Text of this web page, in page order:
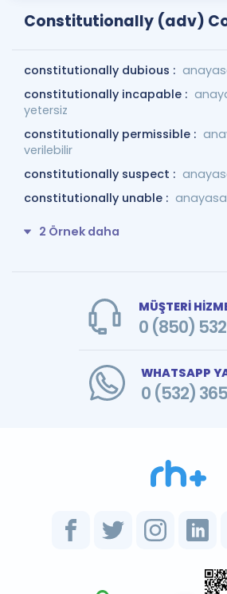
Constitutionally (adv)
constitutionally dubious :
constitutionally incapable :
yetersiz
constitutionally permissible :
verilebilir
constitutionally suspect :
constitutionally unable :
2 Örnek daha
MÜŞTERİ
0 (850)
WHATSAPP
0 (532)